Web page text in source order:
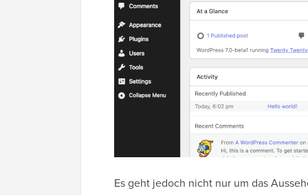
Es geht jedoch nicht nur um das